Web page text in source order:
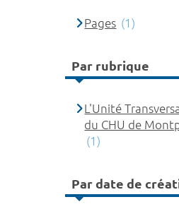
Pages (1)
Par rubrique
L'Unité
du CHU de
(1)
Par date de